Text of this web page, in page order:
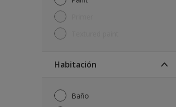
Habitación
Baño